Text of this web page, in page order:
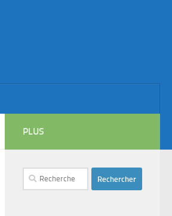
PLUS
Rechercher :